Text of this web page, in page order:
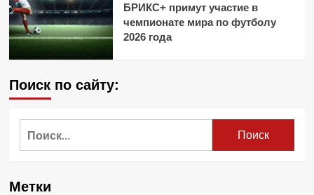
БРИКС+ примут участие в
чемпионате мира по футболу
2026 года
Поиск по сайту:
Метки